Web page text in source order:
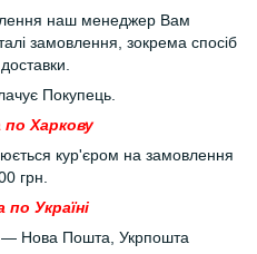
наш менеджер Вам
замовлення, зокрема спосіб
Покупець.
Харкову
кур'єром на замовлення
грн.
Україні
— Нова Пошта, Укрпошта